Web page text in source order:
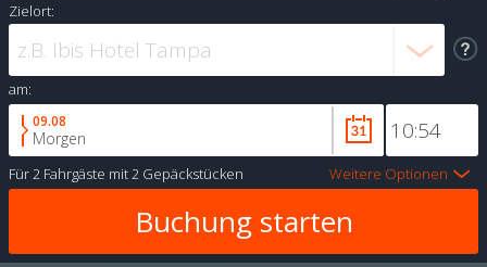
Zielort:
am:
09.08
Morgen
Für2 Fahrgäste mit2 Gepäckstücken Weitere Optionen